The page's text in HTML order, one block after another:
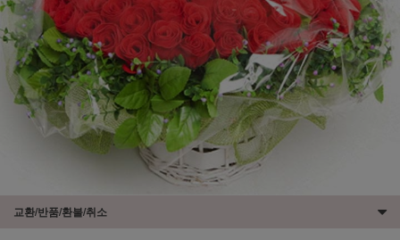
교환/반품/환불/취소